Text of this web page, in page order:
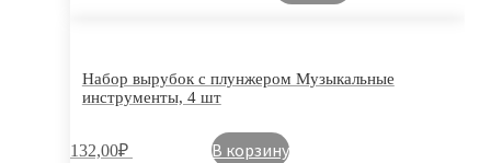
Набор вырубок с плунжером Музыкальные
инструменты, 4 шт
132,00₽ В корзину